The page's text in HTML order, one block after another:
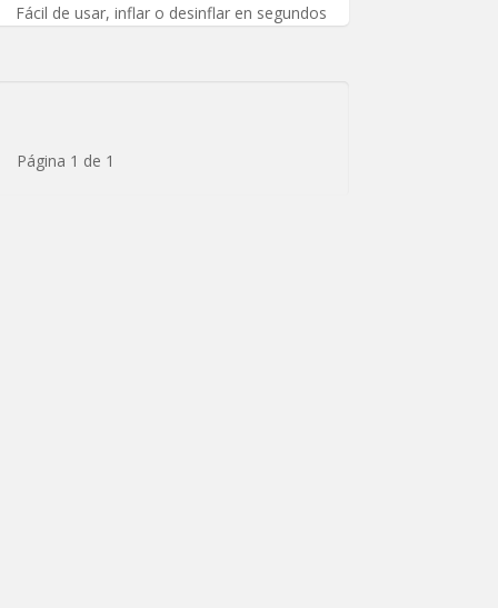
Fácil de usar, inflar o desinflar en segundos
Página 1 de 1